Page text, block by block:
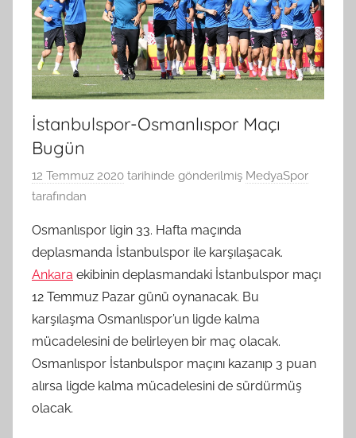
İstanbulspor-Osmanlıspor Maçı
Bugün
12 Temmuz 2020 tarihinde gönderilmiş MedyaSpor
tarafından
Osmanlıspor ligin 33. Hafta maçında
deplasmanda İstanbulspor ile karşılaşacak.
Ankara ekibinin deplasmandaki İstanbulspor maçı
12 Temmuz Pazar günü oynanacak. Bu
karşılaşma Osmanlıspor’un ligde kalma
mücadelesini de belirleyen bir maç olacak.
Osmanlıspor İstanbulspor maçını kazanıp 3 puan
alırsa ligde kalma mücadelesini de sürdürmüş
olacak.